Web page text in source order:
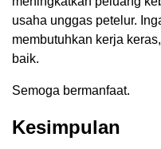
usaha unggas petelur.
membutuhkan kerja
baik.
Semoga bermanfaat.
Kesimpulan